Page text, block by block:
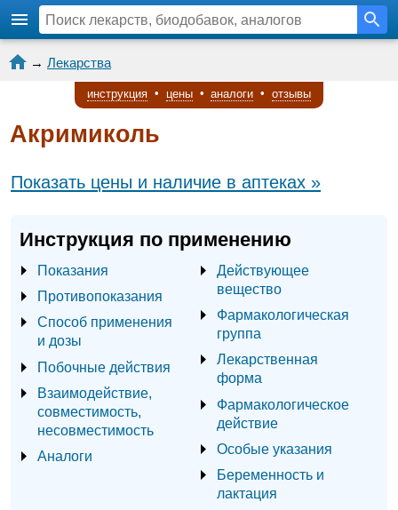
→ Лекарства
инструкция • цены • аналоги • отзывы
Акримиколь
Показать цены и наличие в аптеках »
Инструкция по применению
Показания
Противопоказания
Способ применения
и дозы
Побочные действия
Взаимодействие,
совместимость,
несовместимость
Аналоги
Действующее
вещество
Фармакологическая
группа
Лекарственная
форма
Фармакологическое
действие
Особые указания
Беременность и
лактация